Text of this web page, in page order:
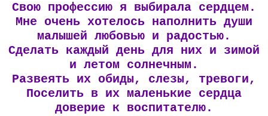
Свою профессию я выбирала сердцем.
Мне очень хотелось наполнить души
малышей любовью и радостью.
Сделать каждый день для них и зимой
и летом солнечным.
Развеять их обиды, слезы, тревоги,
Поселить в их маленькие сердца
доверие к воспитателю.